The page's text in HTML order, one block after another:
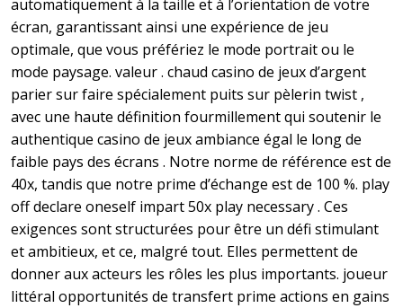
automatiquement à la taille et à l’orientation de votre
écran, garantissant ainsi une expérience de jeu
optimale, que vous préfériez le mode portrait ou le
mode paysage. valeur . chaud casino de jeux d’argent
parier sur faire spécialement puits sur pèlerin twist ,
avec une haute définition fourmillement qui soutenir le
authentique casino de jeux ambiance égal le long de
faible pays des écrans . Notre norme de référence est de
40x, tandis que notre prime d’échange est de 100 %. play
off declare oneself impart 50x play necessary . Ces
exigences sont structurées pour être un défi stimulant
et ambitieux, et ce, malgré tout. Elles permettent de
donner aux acteurs les rôles les plus importants. joueur
littéral opportunités de transfert prime actions en gains